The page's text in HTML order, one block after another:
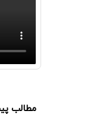
مطالب